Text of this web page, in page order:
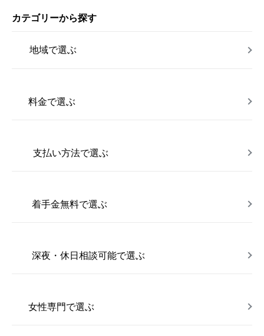
カテゴリーから探す
地域で選ぶ
料金で選ぶ
支払い方法で選ぶ
着手金無料で選ぶ
深夜・休日相談可能で選ぶ
女性専門で選ぶ